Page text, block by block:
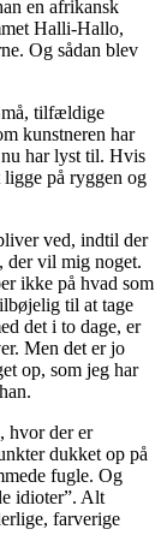
en afrikansk
Halli-Hallo,
Og sådan blev
tilfældige
kunstneren har
har lyst til. Hvis
på ryggen og
ved, indtil der
der vil mig noget.
ikke på hvad som
til at tage
det i to dage, er
Men det er jo
op, som jeg har
hvor der er
dukket op på
fugle. Og
idioter”. Alt
farverige